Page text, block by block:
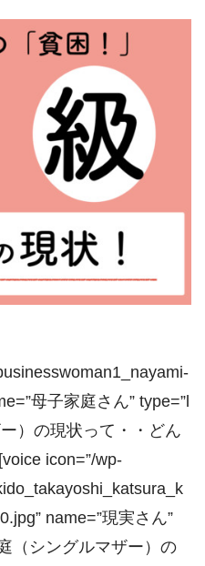
母子家庭さん” type=”l
）の現状って・・どん
icon=”/wp-
name=”現実さん”
（シングルマザー）の